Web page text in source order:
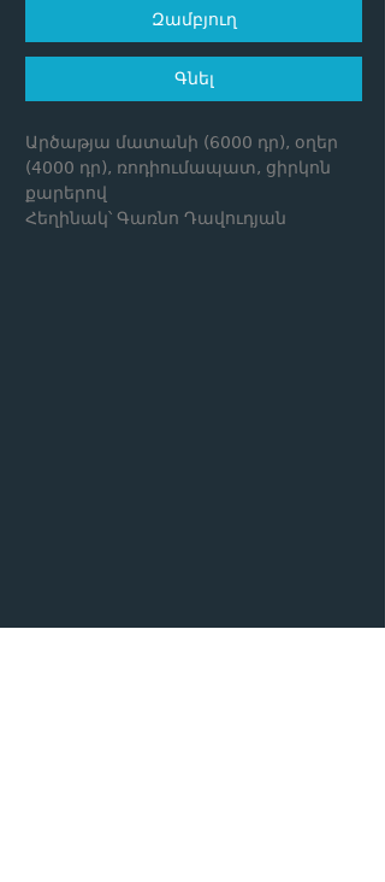
Զամբյուղ
Գնել
Արծաթյա մատանի (6000 դր), օղեր
(4000 դր), ռոդիումապատ, ցիրկոն
քարերով
Հեղինակ՝ Գառնո Դավուդյան